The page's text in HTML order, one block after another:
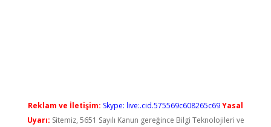
Reklam ve İletişim: Skype: live:.cid.575569c608265c69Yasal
Uyarı: Sitemiz, 5651 Sayılı Kanun gereğince Bilgi Teknolojileri ve